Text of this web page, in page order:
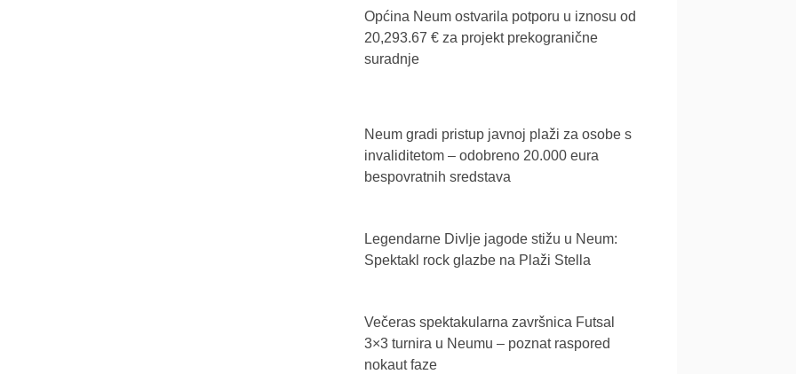
Općina Neum ostvarila potporu u iznosu od
20,293.67 € za projekt prekogranične
suradnje
Neum gradi pristup javnoj plaži za osobe s
invaliditetom – odobreno 20.000 eura
bespovratnih sredstava
Legendarne Divlje jagode stižu u Neum:
Spektakl rock glazbe na Plaži Stella
Večeras spektakularna završnica Futsal
3×3 turnira u Neumu – poznat raspored
nokaut faze